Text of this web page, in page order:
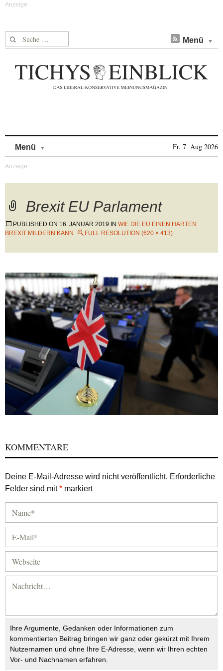
Suche nach: Menü
Menü Fr, 7. Aug 2026
Brexit EU Parlament
PUBLISHED ON 16. JANUAR 2019 IN WIE DIE EU EINEN HARTEN
BREXIT MILDERN KANN
FULL RESOLUTION (620 × 413)
KOMMENTARE
Deine E-Mail-Adresse wird nicht veröffentlicht. Erforderliche
Felder sind mit* markiert
Ihre Argumente, Gedanken oder Informationen zum
kommentierten Beitrag bringen wir ganz oder gekürzt mit Ihrem
Nutzernamen und ohne Ihre E-Adresse, wenn wir Ihren echten
Vor- und Nachnamen erfahren.